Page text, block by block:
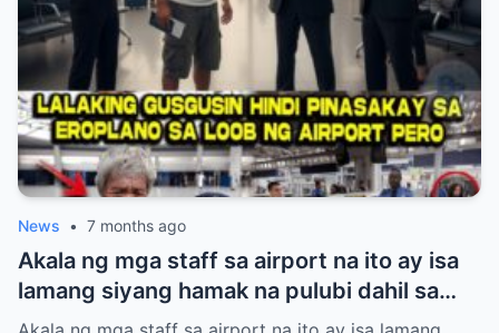
katotohanan—ang babaeng inaapi niya ay
walang iba kundi si Princess Pacquiao, ang
anak ng Pambansang Kamao na si Manny
Pacquiao! Ang kanyang dating mayabang
na ngiti ay biglang naglaho at napalitan ng
matinding takot at kahihiyan.
News • 7 months ago
Akala ng mga staff sa airport na ito ay isa
lamang siyang hamak na pulubi dahil sa
suot niyang sando, short, at tsinelas.